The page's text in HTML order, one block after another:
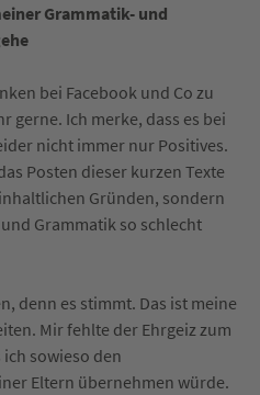
Grammatik- und
bei Facebook und Co zu
gerne. Ich merke, dass es bei
nicht immer nur Positives.
Posten dieser kurzen Texte
Gründen, sondern
Grammatik so schlecht
denn es stimmt. Das ist meine
Mir fehlte der Ehrgeiz zum
sowieso den
Eltern übernehmen würde.